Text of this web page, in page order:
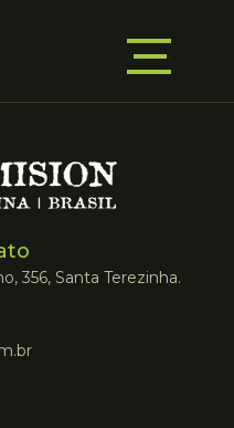
356, Santa Terezinha.